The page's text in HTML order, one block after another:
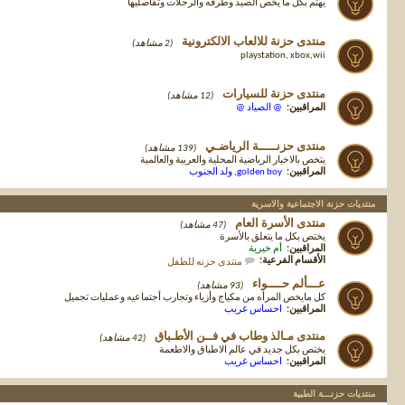
يهتم بكل ما يخص الصيد وطرقه والرحلات وتفاصليها
منتدى حزنة للالعاب الالكترونية
(2 مشاهد)
playstation, xbox,wii
منتدى حزنة للسيارات
(12 مشاهد)
المراقبين: @ الصياد @
منتدى حزنـــــة الرياضـي
(139 مشاهد)
يتخص بالاخبار الرياضية المحلية والعربية والعالمية
المراقبين: golden boy
, ولد الجنوب
منتديات حزنة الاجتماعية والاسرية
منتدى الأسرة العام
(47 مشاهد)
يختص بكل ما يتعلق بالأسرة
المراقبين:
أم خيرية
الأقسام الفرعية:
منتدى حزنه للطفل
عـــألم حــــواء
(93 مشاهد)
كل مايخص المرأه من مكياج وأزياء وتجارب أجتماعيه وعمليات تجميل
المراقبين:
احساس غريب
منتدى مـالذ وطاب في فــن الأطـباق
(42 مشاهد)
يختص بكل جديد في عالم الاطباق والاطعمة
المراقبين:
احساس غريب
منتديات حزنـــة الطبية